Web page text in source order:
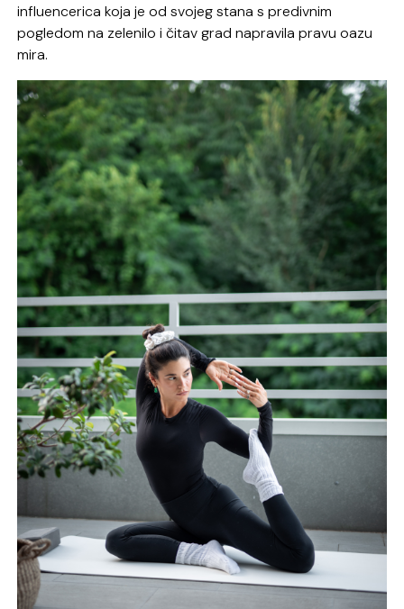
influencerica koja je od svojeg stana s predivnim
pogledom na zelenilo i čitav grad napravila pravu oazu
mira.